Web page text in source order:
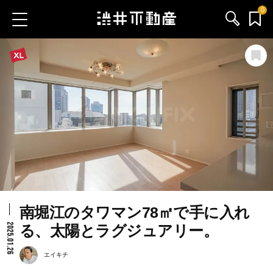
0
お気に入り物件
ブログ
渋井不動産のメンバー
会社情報
2025.01.26
南堀江のタワマン78㎡で手に入れ
る、太陽とラグジュアリー。
エイキチ